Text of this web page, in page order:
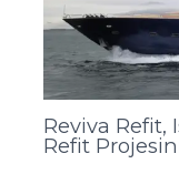
Reviva Refit,
Refit